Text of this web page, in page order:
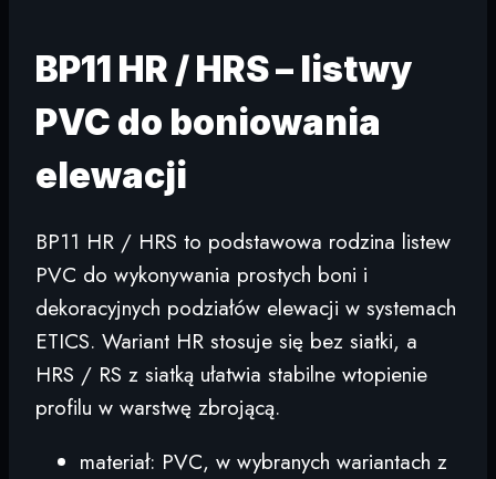
BP11 HR / HRS – listwy
PVC do boniowania
elewacji
BP11 HR / HRS to podstawowa rodzina listew
PVC do wykonywania prostych boni i
dekoracyjnych podziałów elewacji w systemach
ETICS. Wariant HR stosuje się bez siatki, a
HRS / RS z siatką ułatwia stabilne wtopienie
profilu w warstwę zbrojącą.
materiał: PVC, w wybranych wariantach z